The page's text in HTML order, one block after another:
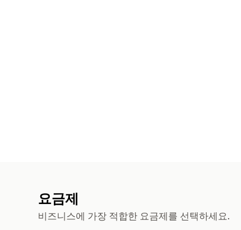
요금제
비즈니스에 가장 적합한 요금제를 선택하세요.